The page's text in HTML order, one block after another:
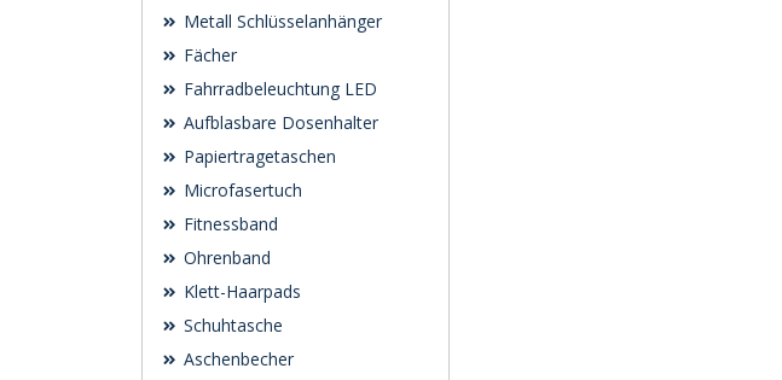
Metall Schlüsselanhänger
Fächer
Fahrradbeleuchtung LED
Aufblasbare Dosenhalter
Papiertragetaschen
Microfasertuch
Fitnessband
Ohrenband
Klett-Haarpads
Schuhtasche
Aschenbecher